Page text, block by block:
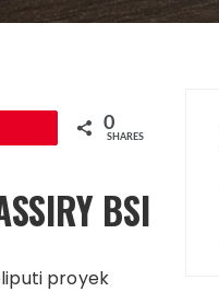
0
SHARES
BSI
proyek